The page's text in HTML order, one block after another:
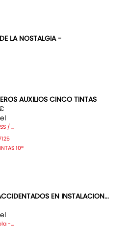
LA NOSTALGIA -
AUXILIOS CINCO TINTAS
/ ...
10ª
EN INSTALACION...
-...